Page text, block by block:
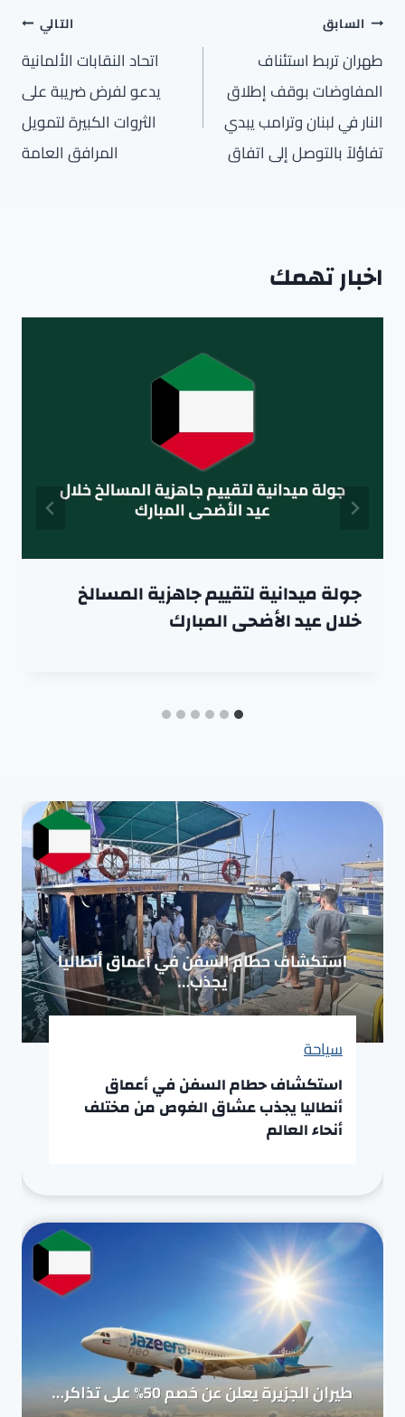
تصفّح
المقالات
السابق
طهران تربط استئناف
المفاوضات بوقف إطلاق
النار في لبنان وترامب يبدي
تفاؤلاً بالتوصل إلى اتفاق
التالي
اتحاد النقابات الألمانية
يدعو لفرض ضريبة على
الثروات الكبيرة لتمويل
المرافق العامة
اخبار تهمك
جولة ميدانية لتقييم جاهزية المسالخ
خلال عيد الأضحى المبارك
سياحة
استكشاف حطام السفن في أعماق
أنطاليا يجذب عشاق الغوص من مختلف
أنحاء العالم